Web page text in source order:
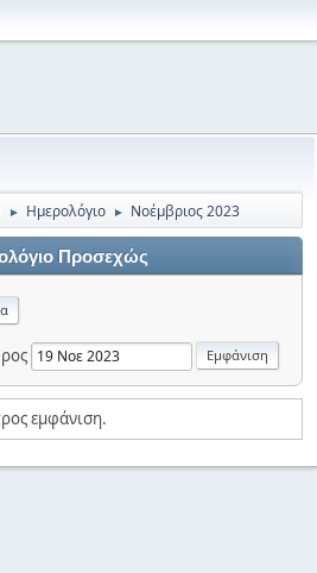
► Ημερολόγιο ► Νοέμβριος 2023
Προσεχώς
εμφάνιση.